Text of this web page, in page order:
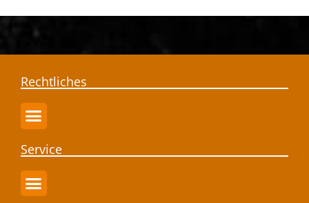
Rechtliches
Service